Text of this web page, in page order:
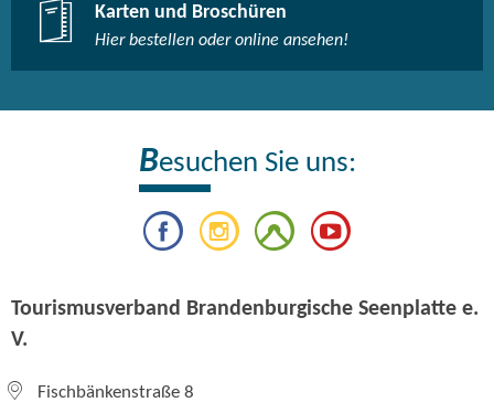
Karten und Broschüren
Hier bestellen oder online ansehen!
Besuchen Sie uns:
Tourismusverband Brandenburgische Seenplatte e.
V.
Fischbänkenstraße 8